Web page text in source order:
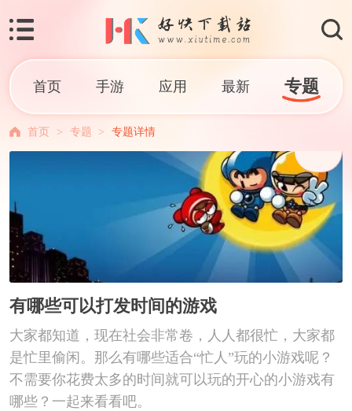
首页 手游 应用 最新 专题
首页 > 专题 > 专题详情
有哪些可以打发时间的游戏
大家都知道，现在社会非常卷，人人都很忙，大家都
是忙里偷闲。那么有哪些适合“忙人”玩的小游戏呢？
不需要你花费太多的时间就可以玩的开心的小游戏有
哪些？一起来看看吧。